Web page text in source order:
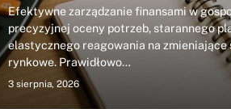
Efektywne zarządzanie finansami w
precyzyjnej oceny potrzeb, starannego
elastycznego reagowania na zmieniające
rynkowe. Prawidłowo…
3 sierpnia, 2026